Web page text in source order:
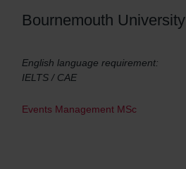
Bournemouth University
English language requirement:
IELTS / CAE
Events Management MSc